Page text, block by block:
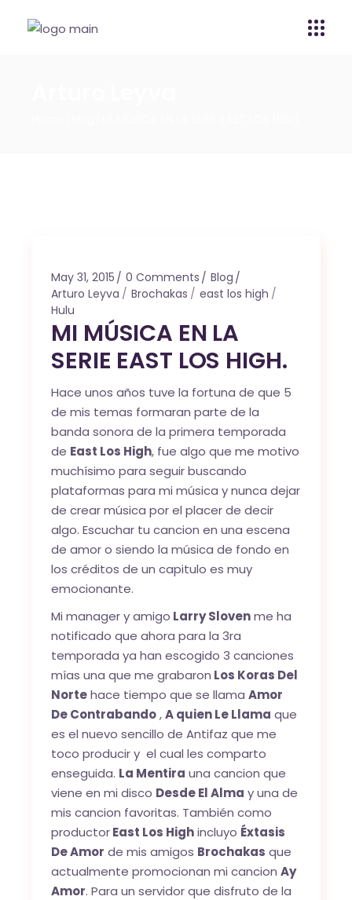
May 31, 2015 0 Comments
Blog
Arturo Leyva
Brochakas
east los high
Hulu
MI MÚSICA EN LA
SERIE EAST LOS HIGH.
Hace unos años tuve la fortuna de que 5
de mis temas formaran parte de la
banda sonora de la primera temporada
de East Los High, fue algo que me motivo
muchísimo para seguir buscando
plataformas para mi música y nunca dejar
de crear música por el placer de decir
algo. Escuchar tu cancion en una escena
de amor o siendo la música de fondo en
los créditos de un capitulo es muy
emocionante.
Mi manager y amigo Larry Slovenme ha
notificado que ahora para la 3ra
temporada ya han escogido 3 canciones
mías una que me grabaron Los Koras Del
Nortehace tiempo que se llamaAmor
De Contrabando, A quien Le Llama que
es el nuevo sencillo de Antifaz que me
toco producir y el cual les comparto
enseguida. La Mentira una cancion que
viene en mi disco Desde El Alma y una de
mis cancion favoritas. También como
productorEast Los Highincluyo Éxtasis
De Amor de mis amigos Brochakas que
actualmente promocionan mi cancion Ay
Amor. Para un servidor que disfruto de la